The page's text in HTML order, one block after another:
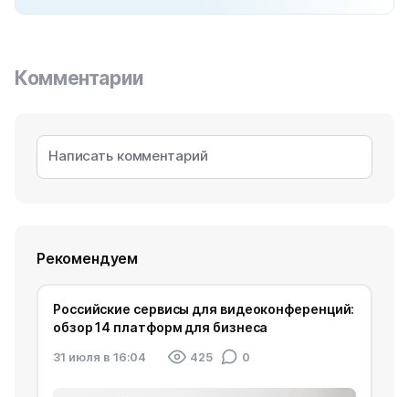
Комментарии
Рекомендуем
Российские сервисы для видеоконференций:
обзор 14 платформ для бизнеса
31 июля в 16:04 425 0